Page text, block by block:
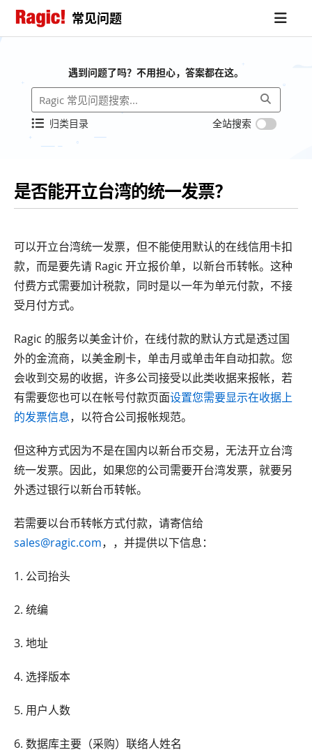
常见问题
遇到问题了吗？不用担心，答案都在这。
归类目录 全站搜索
是否能开立台湾的统一发票？
可以开立台湾统一发票，但不能使用默认的在线信用卡扣
款，而是要先请 Ragic 开立报价单，以新台币转帐。这种
付费方式需要加计税款，同时是以一年为单元付款，不接
受月付方式。
Ragic 的服务以美金计价，在线付款的默认方式是透过国
外的金流商，以美金刷卡，单击月或单击年自动扣款。您
会收到交易的收据，许多公司接受以此类收据来报帐，若
有需要您也可以在帐号付款页面设置您需要显示在收据上
的发票信息，以符合公司报帐规范。
但这种方式因为不是在国内以新台币交易，无法开立台湾
统一发票。因此，如果您的公司需要开台湾发票，就要另
外透过银行以新台币转帐。
若需要以台币转帐方式付款，请寄信给
sales@ragic.com，，并提供以下信息：
1. 公司抬头
2. 统编
3. 地址
4. 选择版本
5. 用户人数
6. 数据库主要（采购）联络人姓名